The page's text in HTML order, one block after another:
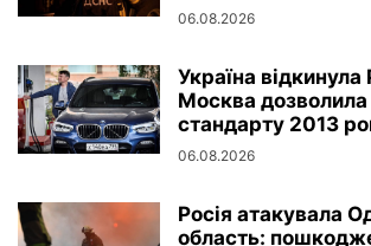
06.08.2026
Україна
Москва дозволила
стандарту 2013
06.08.2026
Росія атакувала
область: